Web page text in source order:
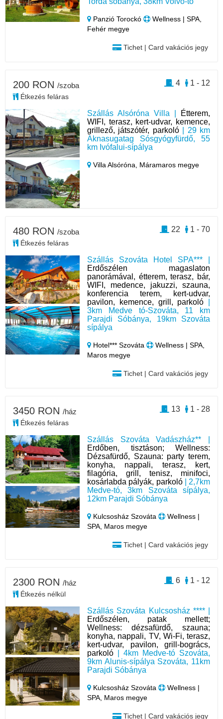
Panzió Torockó
Wellness | SPA,
Fehér megye
Tichet | Card vakációs jegy
Szállás Alsóróna Villa |
Étterem,
WIFI, terasz, kert-udvar, kemence,
grillező, játszótér, parkoló| 29 km
Aknasugatag Sósgyógyfürdő, 55
km Ivófalui-sípálya
Villa Alsóróna, Máramaros megye
200 RON /szoba
Étkezés feláras
1 - 12
4
Szállás Szováta Hotel SPA*** |
Erdőszélen magaslaton
panorámával, étterem, terasz, bár,
WIFI, medence, jakuzzi, szauna,
konferencia terem, kert-udvar,
pavilon, kemence, grill, parkoló
3km Medve tó-Szováta, 11 km
Parajdi Sóbánya, 19km Szováta
sípálya
Hotel*** Szováta
Wellness | SPA,
Maros megye
Tichet | Card vakációs jegy
480 RON /szoba
Étkezés feláras
1 - 70
22
Szállás Szováta Vadászház** |
Erdőben, tisztáson; Wellness:
Dézsafürdő, Szauna: party terem,
konyha, nappali, terasz, kert,
filagória, grill, tenisz, minifoci,
kosárlabda pályák, parkoló| 2,7km
Medve-tó, 3km Szováta sípálya,
12km Parajdi Sóbánya
Kulcsosház Szováta
Wellness |
SPA, Maros megye
Tichet | Card vakációs jegy
3450 RON /ház
Étkezés feláras
1 - 28
13
Szállás Szováta Kulcsosház **** |
Erdőszélen, patak mellett;
Wellness: dézsafürdő, szauna;
konyha, nappali, TV, Wi-Fi, terasz,
kert-udvar, pavilon, grill-bogrács,
parkoló | 4km Medve-tó Szováta,
9km Alunis-sípálya Szováta, 11km
Parajdi Sóbánya
Kulcsosház Szováta
Wellness |
SPA, Maros megye
Tichet | Card vakációs jegy
2300 RON /ház
Étkezés nélkül
1 - 12
6